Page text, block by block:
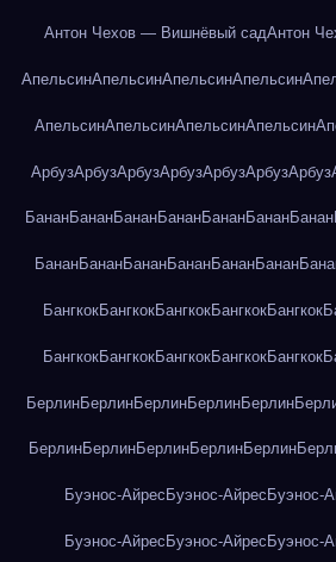
Антон Чехов — Вишнёвый садАнтон
АпельсинАпельсинАпельсинАпельсин
АпельсинАпельсинАпельсинАпельсин
АрбузАрбузАрбузАрбузАрбузАрбузАрбуз
БананБананБананБананБананБананБанан
БананБананБананБананБананБанан
БангкокБангкокБангкокБангкокБангкок
БангкокБангкокБангкокБангкокБангкок
БерлинБерлинБерлинБерлинБерлин
БерлинБерлинБерлинБерлинБерлин
Буэнос-Айрес Буэнос-Айрес Буэнос-
Буэнос-Айрес Буэнос-Айрес Буэнос-